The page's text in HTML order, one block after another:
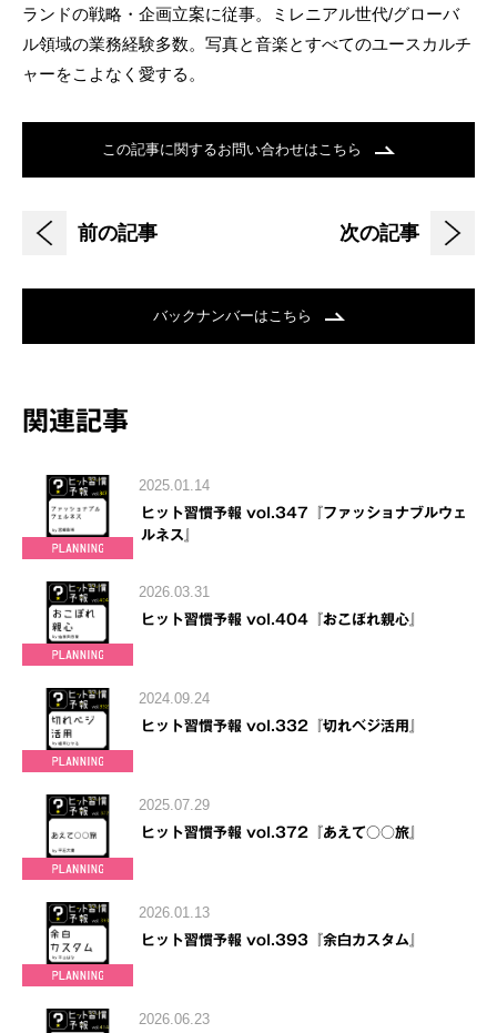
ランドの戦略・企画立案に従事。ミレニアル世代/グローバ
ル領域の業務経験多数。写真と音楽とすべてのユースカルチ
ャーをこよなく愛する。
この記事に関するお問い合わせはこちら
前の記事 次の記事
バックナンバーはこちら
関連記事
2025.01.14
ヒット習慣予報 vol.347『ファッショナブルウェ
ルネス』
2026.03.31
ヒット習慣予報 vol.404『おこぼれ親心』
2024.09.24
ヒット習慣予報 vol.332『切れベジ活用』
2025.07.29
ヒット習慣予報 vol.372『あえて○○旅』
2026.01.13
ヒット習慣予報 vol.393『余白カスタム』
2026.06.23